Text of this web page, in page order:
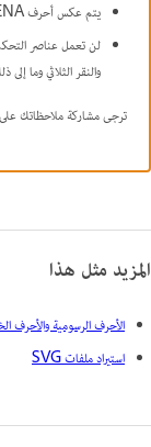
يتم عكس أحرف MENA عند إدخالها في تعبير MathML.
والنقر الثلاثي وما
ترجى مشاركة ملاحظاتك
المزيد مثل هذا
الأحرف الرسومية والأحرف
استيراد ملفات SVG